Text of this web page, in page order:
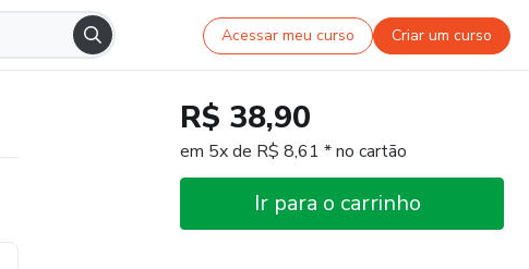
Acessar meu curso Criar um curso
R$ 38,90
em 5x de R$ 8,61 * no cartão
Ir para o carrinho